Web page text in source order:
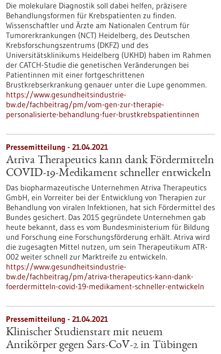
Die molekulare Diagnostik soll dabei helfen, präzisere
Behandlungsformen für Krebspatienten zu finden.
Wissenschaftler und Ärzte am Nationalen Centrum für
Tumorerkrankungen (NCT) Heidelberg, des Deutschen
Krebsforschungszentrums (DKFZ) und des
Universitätsklinikums Heidelberg (UKHD) haben im Rahmen
der CATCH-Studie die genetischen Veränderungen bei
Patientinnen mit einer fortgeschrittenen
Brustkrebserkrankung genauer unter die Lupe genommen.
https://www.gesundheitsindustrie-
bw.de/fachbeitrag/pm/vom-gen-zur-therapie-
personalisierte-behandlung-fuer-brustkrebspatientinnen
Pressemitteilung - 21.04.2021
Atriva Therapeutics kann dank Fördermitteln
COVID-19-Medikament schneller entwickeln
Das biopharmazeutische Unternehmen Atriva Therapeutics
GmbH, ein Vorreiter bei der Entwicklung von Therapien zur
Behandlung von viralen Infektionen, hat sich Fördermittel des
Bundes gesichert. Das 2015 gegründete Unternehmen gab
heute bekannt, dass es vom Bundesministerium für Bildung
und Forschung eine Forschungsförderung erhält. Atriva wird
die zugesagten Mittel nutzen, um sein Therapeutikum ATR-
002 weiter schnell zur Marktreife zu entwickeln.
https://www.gesundheitsindustrie-
bw.de/fachbeitrag/pm/atriva-therapeutics-kann-dank-
foerdermitteln-covid-19-medikament-schneller-entwickeln
Pressemitteilung - 21.04.2021
Klinischer Studienstart mit neuem
Antikörper gegen Sars-CoV-2 in Tübingen